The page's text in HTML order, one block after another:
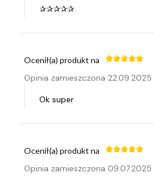
✰✰✰✰✰
Ocenił(a) produkt na
Opinia zamieszczona 22.09.2025
Ok super
Ocenił(a) produkt na
Opinia zamieszczona 09.07.2025